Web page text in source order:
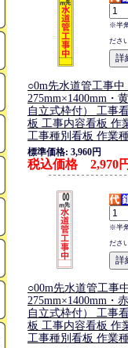
※半
ださ
○0m先水道管工事中
275mm×1400mm・
自立式枠付） 工事
板 工事内容看板 作
工事種別看板 作業
標準価格: 3,960円
税込価格 2,970
※半
ださ
○00m先水道管工事
275mm×1400mm・
自立式枠付） 工事
板 工事内容看板 作
工事種別看板 作業